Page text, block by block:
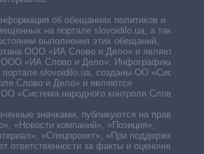
об обещаниях политиков и
на портале slovoidilo.ua, а также
выполнения этих обещаний,
ООО «ИА Слово и Дело» и является
ООО «ИА Слово и Дело». Инфографики,
slovoidilo.ua, созданы ОО «Система
Слово и Дело» и являются
«Система народного контроля Слово и
значками, публикуются на правах
«Новости компаний», «Позиция»,
«Спецпроект», «При поддержке».
ответственности за факты и оценочные